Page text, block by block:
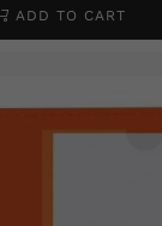
ADD TO CART